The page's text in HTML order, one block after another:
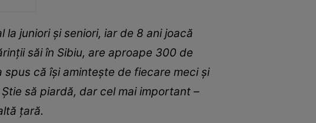
juniori și seniori, iar de 8 ani joacă
săi în Sibiu, are aproape 300 de
că își amintește de fiecare meci și
să piardă, dar cel mai important –
țară.